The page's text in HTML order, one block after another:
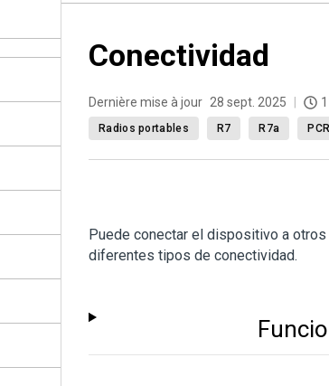
Conectividad
Dernière mise à jour 28 sept. 2025
Radios portables R7 R7a
Puede conectar el dispositivo a
diferentes tipos de conectividad.